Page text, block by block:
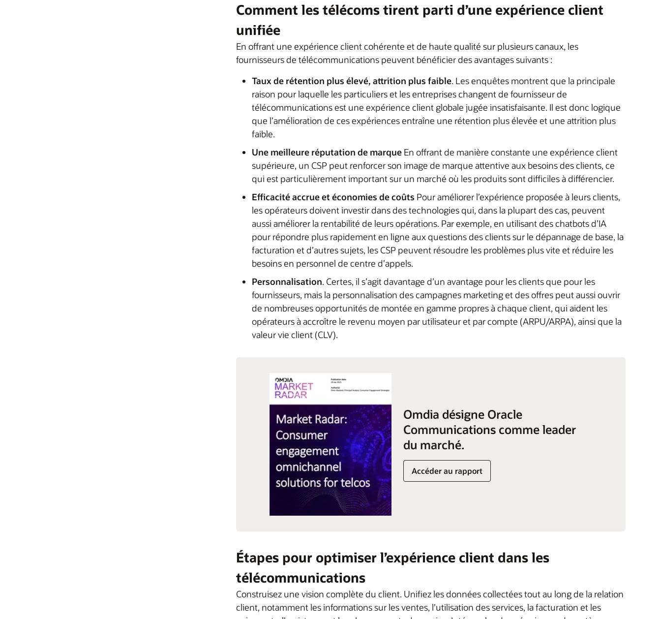
Comment les télécoms tirent parti d’une expérience client
unifiée
En offrant une expérience client cohérente et de haute qualité sur plusieurs canaux, les
fournisseurs de télécommunications peuvent bénéficier des avantages suivants :
Taux de rétention plus élevé, attrition plus faible. Les enquêtes montrent que la principale
raison pour laquelle les particuliers et les entreprises changent de fournisseur de
télécommunications est une expérience client globale jugée insatisfaisante. Il est donc logique
que l’amélioration de ces expériences entraîne une rétention plus élevée et une attrition plus
faible.
Une meilleure réputation de marque En offrant de manière constante une expérience client
supérieure, un CSP peut renforcer son image de marque attentive aux besoins des clients, ce
qui est particulièrement important sur un marché où les produits sont difficiles à différencier.
Efficacité accrue et économies de coûts Pour améliorer l’expérience proposée à leurs clients,
les opérateurs doivent investir dans des technologies qui, dans la plupart des cas, peuvent
aussi améliorer la rentabilité de leurs opérations. Par exemple, en utilisant des chatbots d’IA
pour répondre plus rapidement en ligne aux questions des clients sur le dépannage de base, la
facturation et d’autres sujets, les CSP peuvent résoudre les problèmes plus vite et réduire les
besoins en personnel de centre d’appels.
Personnalisation. Certes, il s’agit davantage d’un avantage pour les clients que pour les
fournisseurs, mais la personnalisation des campagnes marketing et des offres peut aussi ouvrir
de nombreuses opportunités de montée en gamme propres à chaque client, qui aident les
opérateurs à accroître le revenu moyen par utilisateur et par compte (ARPU/ARPA), ainsi que la
valeur vie client (CLV).
Omdia désigne Oracle
Communications comme leader
du marché.
Accéder au rapport
Étapes pour optimiser l’expérience client dans les
télécommunications
Construisez une vision complète du client. Unifiez les données collectées tout au long de la relation
client, notamment les informations sur les ventes, l’utilisation des services, la facturation et les